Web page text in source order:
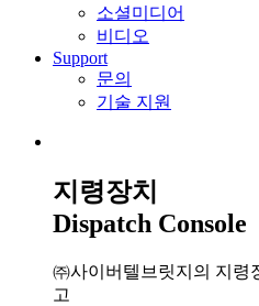
소셜미디어
비디오
Support
문의
기술 지원
지령장치
Dispatch Console
㈜사이버텔브릿지의 지령
고